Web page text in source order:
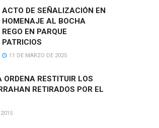
ACTO DE SEÑALIZACIÓN EN
HOMENAJE AL BOCHA
REGO EN PARQUE
PATRICIOS
11 DE MARZO DE 2025
RESTITUIR LOS
RETIRADOS POR EL